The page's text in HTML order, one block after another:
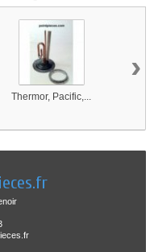
Thermor, Pacific,...
›